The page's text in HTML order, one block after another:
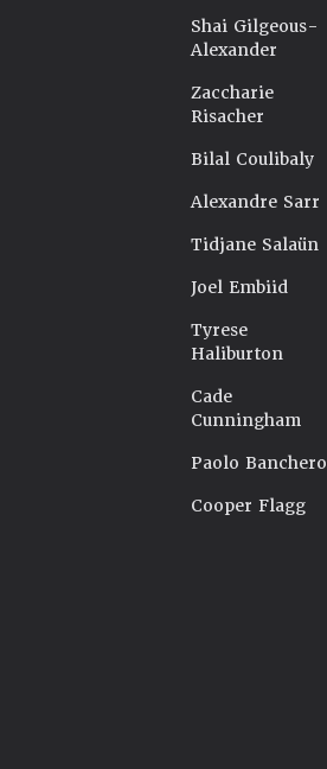
Shai Gilgeous-
Alexander
Zaccharie
Risacher
Bilal Coulibaly
Alexandre Sarr
Tidjane Salaün
Joel Embiid
Tyrese
Haliburton
Cade
Cunningham
Paolo Banchero
Cooper Flagg